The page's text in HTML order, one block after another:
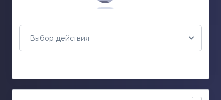
Выбор действия